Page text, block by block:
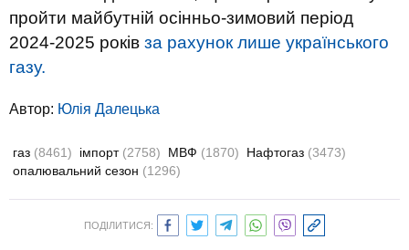
пройти майбутній осінньо-зимовий період
2024-2025 років за рахунок лише українського
газу.
Автор: Юлiя Далецька
газ (8461) імпорт (2758) МВФ (1870) Нафтогаз (3473)
опалювальний сезон (1296)
ПОДІЛИТИСЯ: